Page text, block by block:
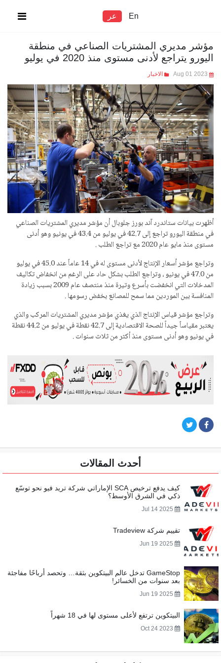
En عر
مؤشر مديري المشتريات الصناعي في منطقة
اليورو يتراجع لأدنى مستوى منذ 2020 في يوليو
الاخبار
أظهرت بيانات ستاندرد آند بورز جلوبال أن مؤشر مديري المشتريات الصناعي
في منطقة اليورو تراجع إلى 42.7 في يوليو من 43.4 في يونيو وهو أدنى
مستوى منذ مايو عام 2020 مع تراجع الطلب .
وتراجع مؤشر أسعار الإنتاج لأدنى مستوى له في 14 عاماً عند 45.0 في يوليو
من 47.0 في يونيو ، وتراجع الطلب بشكل حاد على الرغم من انخفاض تكاليف
المدخلات التي انخفضت بأسرع وتيرة منذ منتصف عام 2009 بسبب زيادة
المنافسة بين الموردين مما سمح للمصانع بخفض رسومها .
وتراجع مؤشر قياس الإنتاج الذي يغذي مؤشر مديري المشتريات المركب والذي
يعتبر مقياساً جيداً للصحة الاقتصادية إلى 42.7 نقطة في يوليو من 44.2 نقطة
في يونيو وهو أدنى مستوى منذ أكثر من ثلاث سنوات .
أحدث المقالات
كيف يدفع ترخيص SCA الإماراتي شركة تريد فيو نحو توسّع
ذكي في الشرق الأوسط؟
تقييم شركة Tradeview
GameStop تدخل عالم البيتكوين بثقة… وتحصد أرباحًا مفاجئة
بعد سنوات من الخسائر!
البيتكوين ترتفع لأعلى مستوى لها في 18 شهراً